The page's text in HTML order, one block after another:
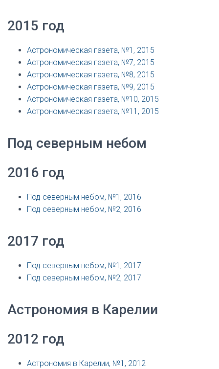
2015 год
Астрономическая газета, №1, 2015
Астрономическая газета, №7, 2015
Астрономическая газета, №8, 2015
Астрономическая газета, №9, 2015
Астрономическая газета, №10, 2015
Астрономическая газета, №11, 2015
Под северным небом
2016 год
Под северным небом, №1, 2016
Под северным небом, №2, 2016
2017 год
Под северным небом, №1, 2017
Под северным небом, №2, 2017
Астрономия в Карелии
2012 год
Астрономия в Карелии, №1, 2012